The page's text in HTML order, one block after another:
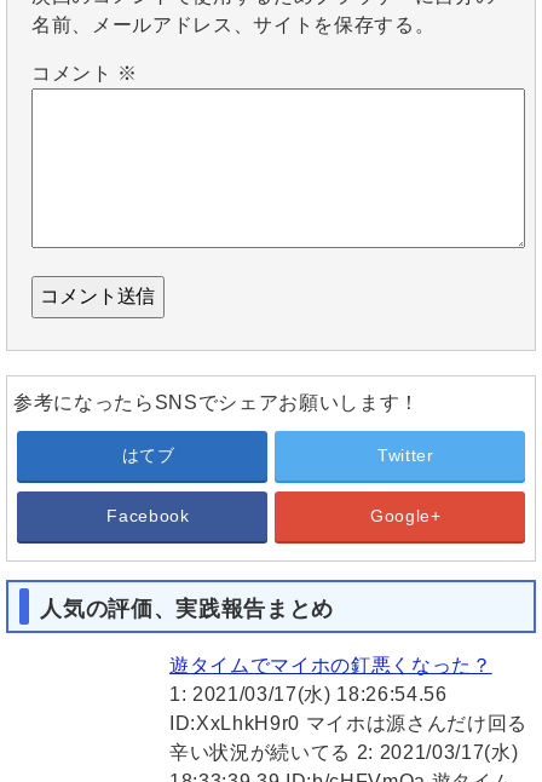
名前、メールアドレス、サイトを保存する。
コメント ※
参考になったらSNSでシェアお願いします！
はてブ Twitter
Facebook Google+
人気の評価、実践報告まとめ
遊タイムでマイホの釘悪くなった？
1: 2021/03/17(水) 18:26:54.56
ID:XxLhkH9r0 マイホは源さんだけ回る
辛い状況が続いてる 2: 2021/03/17(水)